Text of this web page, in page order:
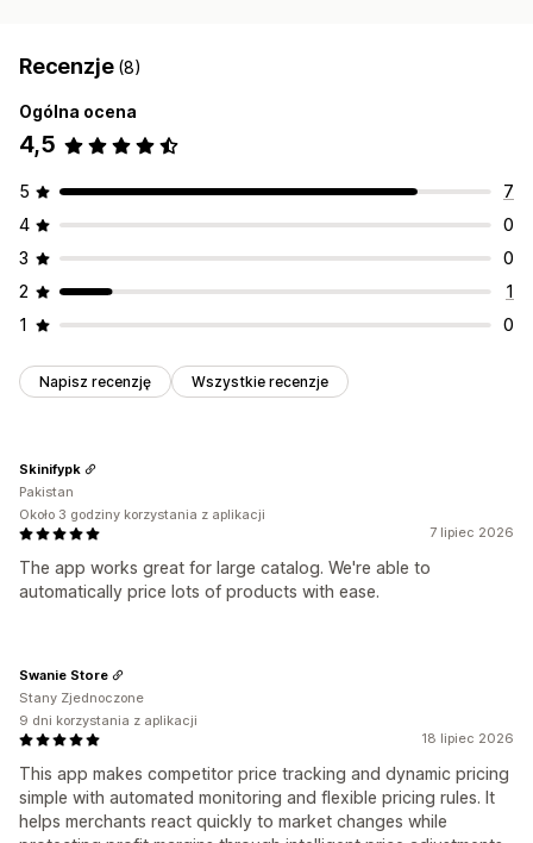
Recenzje (8)
Ogólna ocena
4,5
5
7
4
0
3
0
2
1
1
0
Napisz recenzję Wszystkie recenzje
7 lipiec 2026
The app works great for large catalog. We're able to
automatically price lots of products with ease.
Skinifypk
Pakistan
Około 3 godziny korzystania z aplikacji
18 lipiec 2026
This app makes competitor price tracking and dynamic pricing
simple with automated monitoring and flexible pricing rules. It
helps merchants react quickly to market changes while
Swanie Store
Stany Zjednoczone
9 dni korzystania z aplikacji